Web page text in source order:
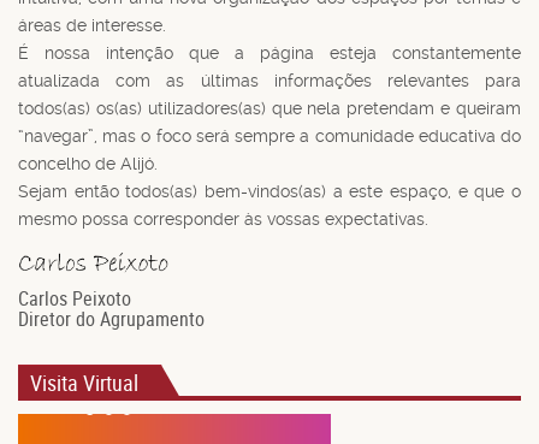
áreas de interesse.
É nossa intenção que a página esteja constantemente
atualizada com as últimas informações relevantes para
todos(as) os(as) utilizadores(as) que nela pretendam e queiram
“navegar”, mas o foco será sempre a comunidade educativa do
concelho de Alijó.
Sejam então todos(as) bem-vindos(as) a este espaço, e que o
mesmo possa corresponder às vossas expectativas.
Carlos Peixoto
Diretor do Agrupamento
Visita Virtual